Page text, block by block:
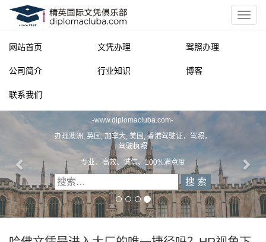
网站首页 文凭办理 驾照办理
公司简介 行业知识 博客
联系我们
精英国际文凭俱乐
一
办理澳洲, 英国, 加拿大, 美国, 香港驾驶
专业定制澳洲、英国、加拿大